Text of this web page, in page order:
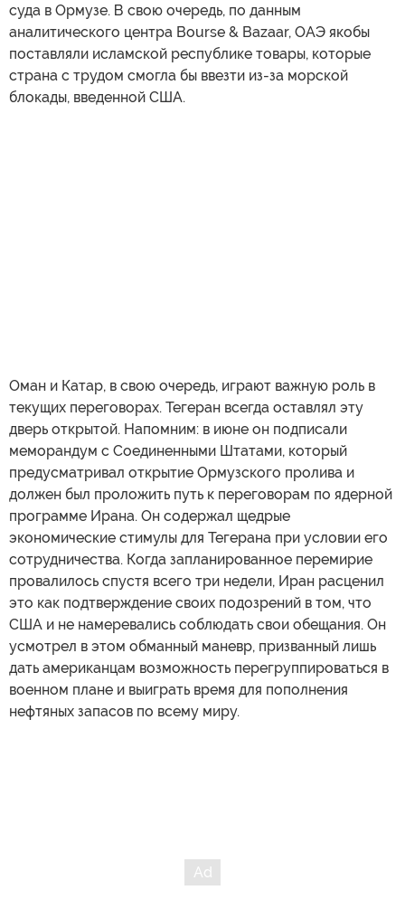
суда в Ормузе. В свою очередь, по данным
аналитического центра Bourse & Bazaar, ОАЭ якобы
поставляли исламской республике товары, которые
страна с трудом смогла бы ввезти из-за морской
блокады, введенной США.
Оман и Катар, в свою очередь, играют важную роль в
текущих переговорах. Тегеран всегда оставлял эту
дверь открытой. Напомним: в июне он подписали
меморандум с Соединенными Штатами, который
предусматривал открытие Ормузского пролива и
должен был проложить путь к переговорам по ядерной
программе Ирана. Он содержал щедрые
экономические стимулы для Тегерана при условии его
сотрудничества. Когда запланированное перемирие
провалилось спустя всего три недели, Иран расценил
это как подтверждение своих подозрений в том, что
США и не намеревались соблюдать свои обещания. Он
усмотрел в этом обманный маневр, призванный лишь
дать американцам возможность перегруппироваться в
военном плане и выиграть время для пополнения
нефтяных запасов по всему миру.